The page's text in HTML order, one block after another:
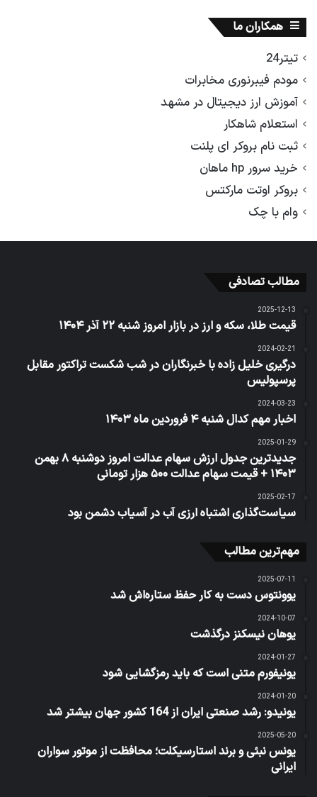
همکاران ما
تیتر24
مودم فیبرنوری مخابرات
آموزش ارز دیجیتال در مشهد
استعلام شاهکار
ثبت نام بروکر ای پلنت
خرید سرور hp ماهان
بروکر اوتت مارکتس
وام با چک
مطالب تصادفی
2025-12-13
قیمت طلا، سکه و ارز در بازار امروز شنبه ۲۲ آذر ۱۴۰۴
2024-02-21
درگیری خلیل زاده با خبرنگاران در شب شکست تراکتور مقابل
پرسپولیس
2024-03-23
اخبار مهم کدال شنبه ۴ فروردین ماه ۱۴۰۳
2025-01-29
جدیدترین جدول ارزش سهام عدالت امروز دوشنبه ۸ بهمن
۱۴۰۳ + قیمت سهام عدالت ۵۰۰ هزار تومانی
2025-02-17
سیاست‌گذاری اشتباه ارزی آب در آسیاب دشمن بود
مهم‌ترین مطالب
2025-07-11
یوونتوس دست به کار حفظ ستاره‌اش شد
2024-10-07
یوهان نیسکنز درگذشت
2024-01-27
یونیفورم متنی است که باید رمزگشایی شود
2024-01-20
یونیدو: رشد صنعتی ایران از 164 کشور جهان بیشتر شد
2025-05-20
یونس نبئی و برند استارسیکلت؛ محافظت از موتور سواران
ایرانی